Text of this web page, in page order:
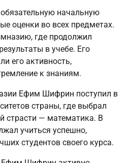
начальную
оценки во всех предметах.
где продолжил
в учебе. Его
его активность,
к знаниям.
Ефим Шифрин поступил в
страны, где выбрал
страсти — математика. В
учиться успешно,
студентов своего курса.